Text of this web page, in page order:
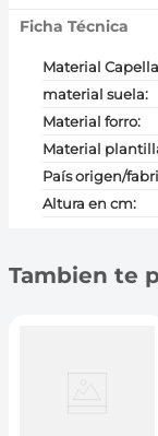
Ficha Técnica
Material
material suela:
Material forro:
Material
País origen/
Altura en cm:
Tambien te